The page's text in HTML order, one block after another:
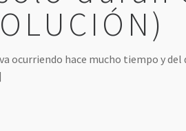
ocurriendo hace mucho tiempo y del